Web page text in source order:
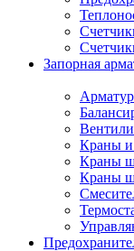
Запорная
Краны и
Краны
Краны